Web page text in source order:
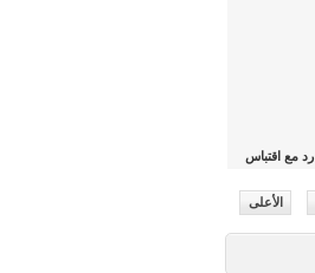
رد مع اقتباس
الأعلى